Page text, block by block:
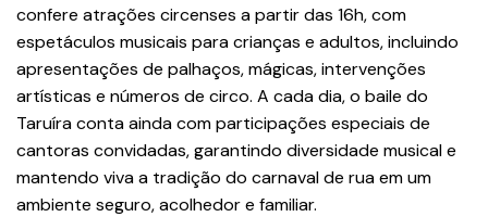
confere atrações circenses a partir das 16h, com
espetáculos musicais para crianças e adultos, incluindo
apresentações de palhaços, mágicas, intervenções
artísticas e números de circo. A cada dia, o baile do
Taruíra conta ainda com participações especiais de
cantoras convidadas, garantindo diversidade musical e
mantendo viva a tradição do carnaval de rua em um
ambiente seguro, acolhedor e familiar.